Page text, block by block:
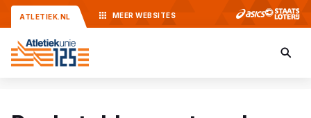
ATLETIEK.NL MEER WEBSITES